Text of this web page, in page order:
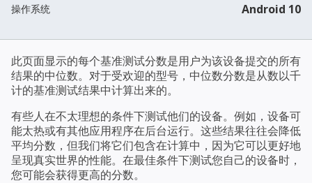
操作系统 Android 10
此页面显示的每个基准测试分数是用户为该设备提交的所有
结果的中位数。对于受欢迎的型号，中位数分数是从数以千
计的基准测试结果中计算出来的。
有些人在不太理想的条件下测试他们的设备。例如，设备可
能太热或有其他应用程序在后台运行。这些结果往往会降低
平均分数，但我们将它们包含在计算中，因为它可以更好地
呈现真实世界的性能。在最佳条件下测试您自己的设备时，
您可能会获得更高的分数。